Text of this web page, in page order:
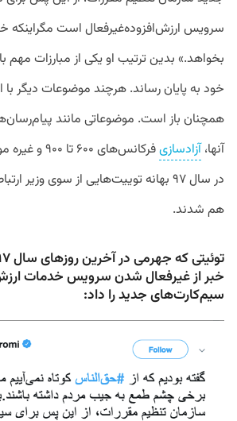
سرویس ارزشافزودهغیرفعال است مگراینکه
بخواهد.» بدین ترتیب اویکی از مبارزات مهم با
خود بهپایانرساند. هرچند موضوعات دیگر با
همچنان باز است. موضوعاتی مانند پیامرسان
آنها،آزادسازیفرکانسهای ۶۰۰ تا ۹۰۰و غیره
در سال۹۷ بهانه توییتهایی از سویوزیر
هم شدند.
خبر از غیرفعال شدن سرویس‌ خدمات
سیم‌کارت‌های جدید را داد: